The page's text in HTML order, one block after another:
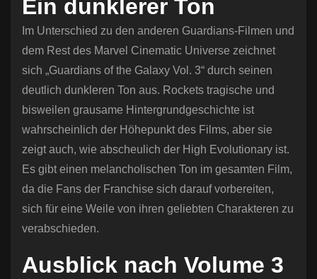
Ein dunklerer Ton
Im Unterschied zu den anderen Guardians-Filmen und
dem Rest des Marvel Cinematic Universe zeichnet
sich „Guardians of the Galaxy Vol. 3“ durch seinen
deutlich dunkleren Ton aus. Rockets tragische und
bisweilen grausame Hintergrundgeschichte ist
wahrscheinlich der Höhepunkt des Films, aber sie
zeigt auch, wie abscheulich der High Evolutionary ist.
Es gibt einen melancholischen Ton im gesamten Film,
da die Fans der Franchise sich darauf vorbereiten,
sich für eine Weile von ihren geliebten Charakteren zu
verabschieden.
Ausblick nach Volume 3